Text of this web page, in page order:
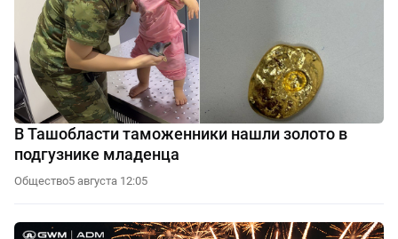
В Ташобласти таможенники нашли золото в
подгузнике младенца
Общество5 августа 12:05